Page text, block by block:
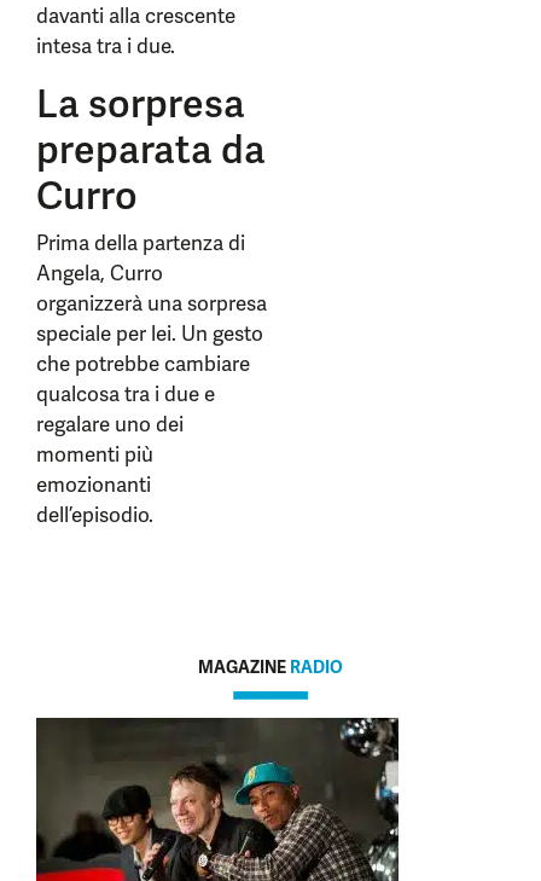
davanti alla crescente
intesa tra i due.
La sorpresa
preparata da
Curro
Prima della partenza di
Angela, Curro
organizzerà una sorpresa
speciale per lei. Un gesto
che potrebbe cambiare
qualcosa tra i due e
regalare uno dei
momenti più
emozionanti
dell’episodio.
MAGAZINE RADIO